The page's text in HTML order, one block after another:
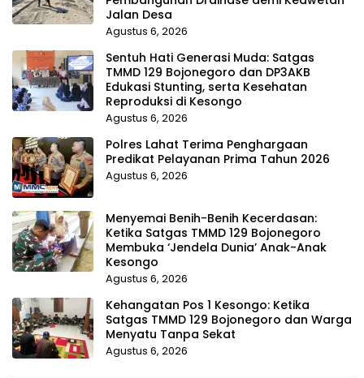
Jalan Desa
Agustus 6, 2026
Sentuh Hati Generasi Muda: Satgas
TMMD 129 Bojonegoro dan DP3AKB
Edukasi Stunting, serta Kesehatan
Reproduksi di Kesongo
Agustus 6, 2026
Polres Lahat Terima Penghargaan
Predikat Pelayanan Prima Tahun 2026
Agustus 6, 2026
Menyemai Benih-Benih Kecerdasan:
Ketika Satgas TMMD 129 Bojonegoro
Membuka ‘Jendela Dunia’ Anak-Anak
Kesongo
Agustus 6, 2026
Kehangatan Pos 1 Kesongo: Ketika
Satgas TMMD 129 Bojonegoro dan Warga
Menyatu Tanpa Sekat
Agustus 6, 2026